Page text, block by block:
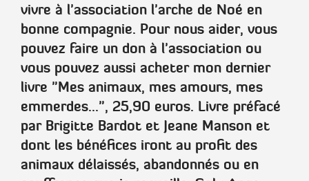
vivre à l'association l'arche de Noé en
bonne compagnie. Pour nous aider, vous
pouvez faire un don à l'association ou
vous pouvez aussi acheter mon dernier
livre "Mes animaux, mes amours, mes
emmerdes...", 25,90 euros. Livre préfacé
par Brigitte Bardot et Jeane Manson et
dont les bénéfices iront au profit des
animaux délaissés, abandonnés ou en